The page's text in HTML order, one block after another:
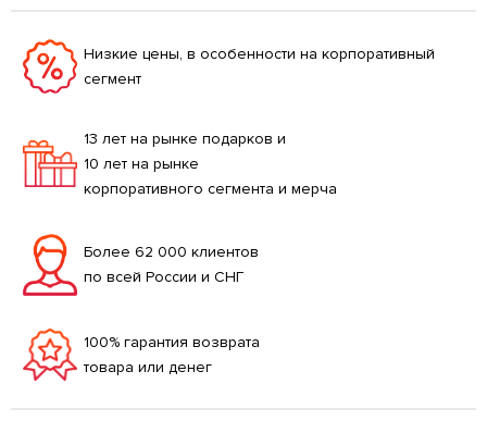
Низкие цены, в особенности на корпоративный
сегмент
13 лет на рынке подарков и
10 лет на рынке
корпоративного сегмента и мерча
Более 62 000 клиентов
по всей России и СНГ
100% гарантия возврата
товара или денег